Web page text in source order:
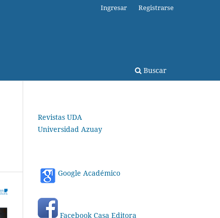
Buscar
Ingresar Registrarse
Revistas UDA
Universidad Azuay
Google Académico
Facebook Casa Editora